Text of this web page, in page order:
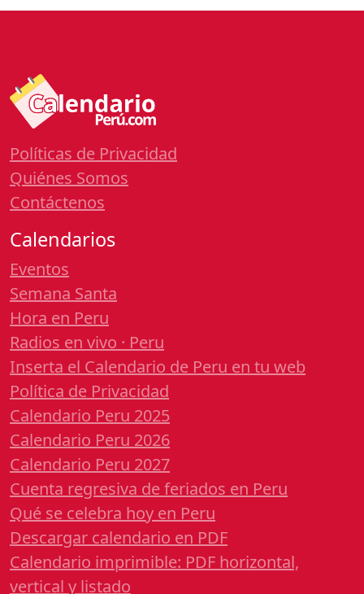
Políticas de Privacidad
Quiénes Somos
Contáctenos
Calendarios
Eventos
Semana Santa
Hora en Peru
Radios en vivo · Peru
Inserta el Calendario de Peru en tu web
Política de Privacidad
Calendario Peru 2025
Calendario Peru 2026
Calendario Peru 2027
Cuenta regresiva de feriados en Peru
Qué se celebra hoy en Peru
Descargar calendario en PDF
Calendario imprimible: PDF horizontal,
vertical y listado